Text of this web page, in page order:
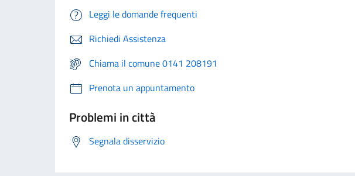
Leggi le domande frequenti
Richiedi Assistenza
Chiama il comune 0141 208191
Prenota un appuntamento
Problemi in città
Segnala disservizio